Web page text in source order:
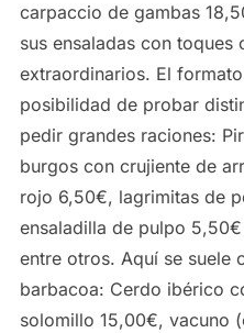
carpaccio de gambas
sus ensaladas con toques
extraordinarios. El
posibilidad de probar
pedir grandes raciones:
burgos con crujiente de
rojo 6,50€, lagrimitas de
ensaladilla de pulpo
entre otros. Aquí se suele
barbacoa: Cerdo ibérico
solomillo 15,00€, vacuno